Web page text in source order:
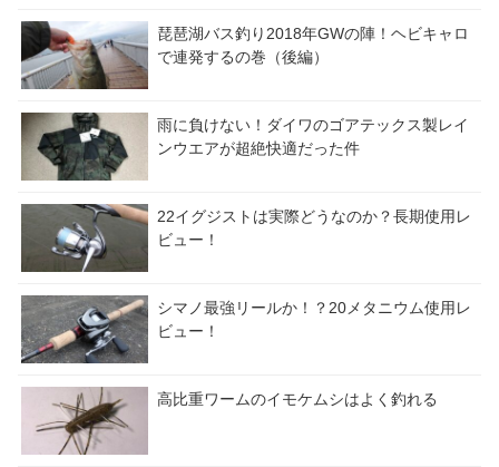
琵琶湖バス釣り2018年GWの陣！ヘビキャロ
で連発するの巻（後編）
雨に負けない！ダイワのゴアテックス製レイ
ンウエアが超絶快適だった件
22イグジストは実際どうなのか？長期使用レ
ビュー！
シマノ最強リールか！？20メタニウム使用レ
ビュー！
高比重ワームのイモケムシはよく釣れる